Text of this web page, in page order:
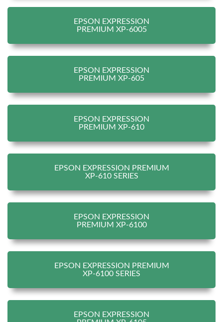
EPSON EXPRESSION
PREMIUM XP-6005
EPSON EXPRESSION
PREMIUM XP-605
EPSON EXPRESSION
PREMIUM XP-610
EPSON EXPRESSION PREMIUM
XP-610 SERIES
EPSON EXPRESSION
PREMIUM XP-6100
EPSON EXPRESSION PREMIUM
XP-6100 SERIES
EPSON EXPRESSION